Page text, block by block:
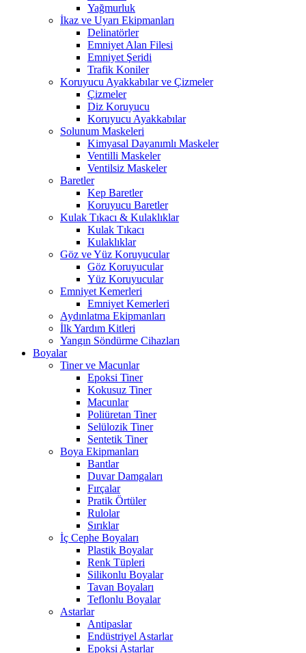
Yağmurluk
İkaz ve Uyarı Ekipmanları
Delinatörler
Emniyet Alan Filesi
Emniyet Şeridi
Trafik Koniler
Koruyucu Ayakkabılar ve Çizmeler
Çizmeler
Diz Koruyucu
Koruyucu Ayakkabılar
Solunum Maskeleri
Kimyasal Dayanımlı Maskeler
Ventilli Maskeler
Ventilsiz Maskeler
Baretler
Kep Baretler
Koruyucu Baretler
Kulak Tıkacı & Kulaklıklar
Kulak Tıkacı
Kulaklıklar
Göz ve Yüz Koruyucular
Göz Koruyucular
Yüz Koruyucular
Emniyet Kemerleri
Emniyet Kemerleri
Aydınlatma Ekipmanları
İlk Yardım Kitleri
Yangın Söndürme Cihazları
Boyalar
Tiner ve Macunlar
Epoksi Tiner
Kokusuz Tiner
Macunlar
Poliüretan Tiner
Selülozik Tiner
Sentetik Tiner
Boya Ekipmanları
Bantlar
Duvar Damgaları
Fırçalar
Pratik Örtüler
Rulolar
Sırıklar
İç Cephe Boyaları
Plastik Boyalar
Renk Tüpleri
Silikonlu Boyalar
Tavan Boyaları
Teflonlu Boyalar
Astarlar
Antipaslar
Endüstriyel Astarlar
Epoksi Astarlar